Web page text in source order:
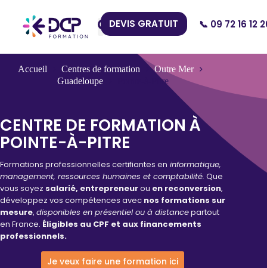
DEVIS GRATUIT 📞 09 72 16 12
Accueil Centres de formation
Outre Mer
Guadeloupe
Pointe-à-Pitre
CENTRE DE FORMATION À
POINTE-À-PITRE
Formations professionnelles certifiantes en informatique,
management, ressources humaines et comptabilité. Que
vous soyez salarié, entrepreneurou en reconversion,
développez vos compétences avec nos formations sur
mesure, disponibles en présentiel ou à distancepartout
en France. Éligibles au CPF et aux financements
professionnels.
Je veux faire une formation ici